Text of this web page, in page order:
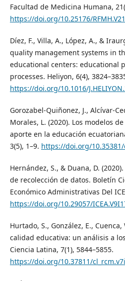
Facultad de Medicina Humana,
https://doi.org/10.25176/
Díez, F., Villa, A., López, A., &
quality management systems in
educational centers: educational
processes. Heliyon, 6(4),
https://doi.org/10.1016/
Gorozabel-Quiñonez, J., Alcívar-
Morales, L. (2020). Los modelos
aporte en la educación
3(5), 1–9. https://doi.org/10.35381/
Hernández, S., & Duana, D.
de recolección de datos. Boletín
Económico Administrativas Del
https://doi.org/10.29057/
Hurtado, S., González, E., Cuenca,
calidad educativa: un análisis a
Ciencia Latina, 7(1), 5844–5855.
https://doi.org/10.37811/